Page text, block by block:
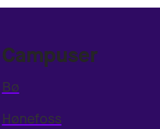
Campuser
Bø
Hønefoss